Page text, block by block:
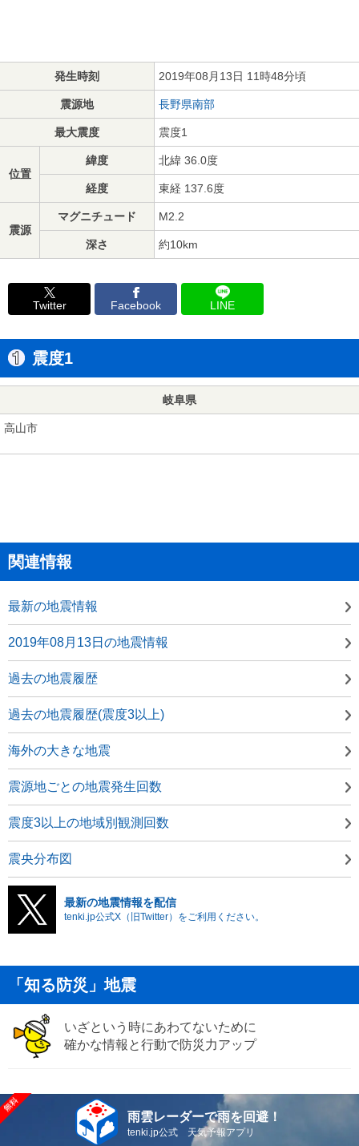
発生時刻 2019年08月13日 11時48分頃
震源地 長野県南部
最大震度 震度1
位置
緯度 北緯 36.0度
経度 東経 137.6度
震源
マグニチュード M2.2
深さ 約10km
Twitter Facebook LINE
震度1
岐阜県
高山市
関連情報
最新の地震情報
2019年08月13日の地震情報
過去の地震履歴
過去の地震履歴(震度3以上)
海外の大きな地震
震源地ごとの地震発生回数
震度3以上の地域別観測回数
震央分布図
最新の地震情報を配信
tenki.jp公式X（旧Twitter）をご利用ください。
「知る防災」地震
いざという時にあわてないために
確かな情報と行動で防災力アップ
雨雲レーダーで雨を回避！
tenki.jp公式 天気予報アプリ